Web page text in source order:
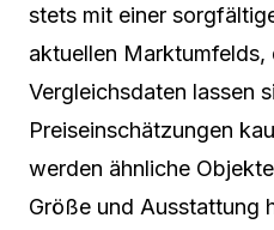
stets mit einer
aktuellen Marktumfelds,
Vergleichsdaten lassen
Preiseinschätzungen
werden ähnliche
Größe und Ausstattung